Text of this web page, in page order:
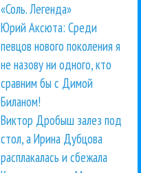
«Соль. Легенда»
Юрий Аксюта: Среди
певцов нового поколения я
не назову ни одного, кто
сравним бы с Димой
Биланом!
Виктор Дробыш залез под
стол, а Ирина Дубцова
расплакалась и сбежала